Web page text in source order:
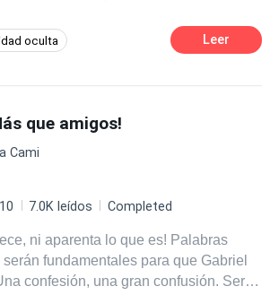
oculta
Amoroso
Leer
que amigos!
Cami
10 7.0K leídos Completed
ni aparenta lo que es! Palabras
fundamentales para que Gabriel